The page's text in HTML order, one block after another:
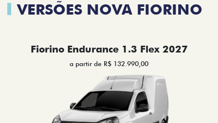
VERSÕES NOVA FIORINO
Fiorino Endurance 1.3 Flex 2027
a partir de R$ 132.990,00